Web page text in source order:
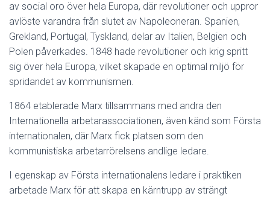
av social oro över hela Europa, där revolutioner och uppror
avlöste varandra från slutet av Napoleoneran. Spanien,
Grekland, Portugal, Tyskland, delar av Italien, Belgien och
Polen påverkades. 1848 hade revolutioner och krig spritt
sig över hela Europa, vilket skapade en optimal miljö för
spridandet av kommunismen.
1864 etablerade Marx tillsammans med andra den
Internationella arbetarassociationen, även känd som Första
internationalen, där Marx fick platsen som den
kommunistiska arbetarrörelsens andlige ledare.
I egenskap av Första internationalens ledare i praktiken
arbetade Marx för att skapa en kärntrupp av strängt